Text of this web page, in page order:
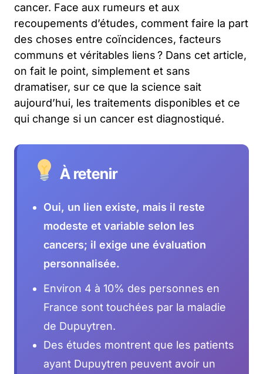
cancer. Face aux rumeurs et aux
recoupements d’études, comment faire la part
des choses entre coïncidences, facteurs
communs et véritables liens ? Dans cet article,
on fait le point, simplement et sans
dramatiser, sur ce que la science sait
aujourd’hui, les traitements disponibles et ce
qui change si un cancer est diagnostiqué.
À retenir
Oui, un lien existe, mais il reste
modeste et variable selon les
cancers; il exige une évaluation
personnalisée.
Environ 4 à 10% des personnes en
France sont touchées par la maladie
de Dupuytren.
Des études montrent que les patients
ayant Dupuytren peuvent avoir un